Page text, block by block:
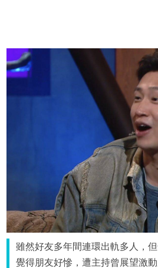
雖然好友多年間連環出軌多人，
覺得朋友好慘，遭主持曾展望激